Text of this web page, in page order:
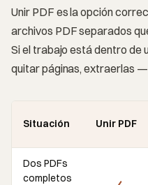
Unir PDF es la opción
archivos PDF separados
Si el trabajo está dentro de
quitar páginas, extraerlas
Situación Unir PDF
Dos PDFs
completos